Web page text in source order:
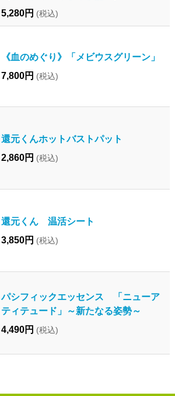
5,280円 (税込)
《血のめぐり》「メビウスグリーン」
7,800円 (税込)
還元くんホットバストパット
2,860円 (税込)
還元くん 温活シート
3,850円 (税込)
パシフィックエッセンス 「ニューア
ティテュード」～新たなる姿勢～
4,490円 (税込)